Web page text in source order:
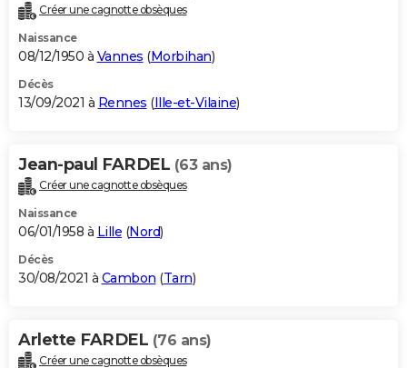
Créer une cagnotte obsèques
Naissance
08/12/1950 à Vannes (Morbihan)
Décès
13/09/2021 à Rennes (Ille-et-Vilaine)
Jean-paul FARDEL (63 ans)
Créer une cagnotte obsèques
Naissance
06/01/1958 à Lille (Nord)
Décès
30/08/2021 à Cambon (Tarn)
Arlette FARDEL (76 ans)
Créer une cagnotte obsèques